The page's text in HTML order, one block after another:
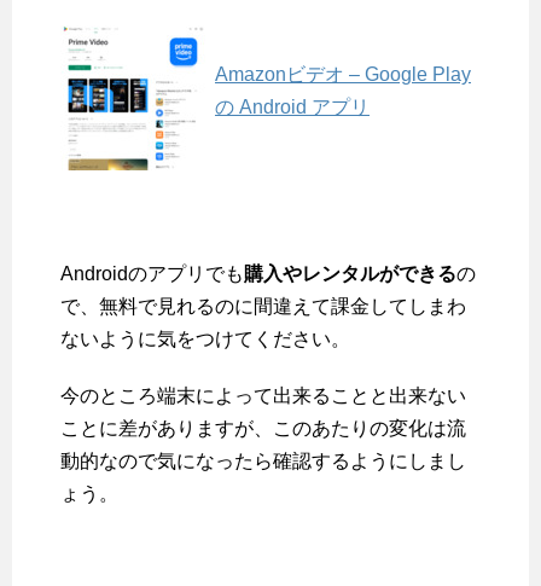
Amazonビデオ – Google Play
の Android アプリ
Androidのアプリでも購入やレンタルができるの
で、無料で見れるのに間違えて課金してしまわ
ないように気をつけてください。
今のところ端末によって出来ることと出来ない
ことに差がありますが、このあたりの変化は流
動的なので気になったら確認するようにしまし
ょう。